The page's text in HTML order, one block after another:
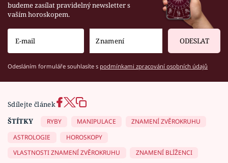
budeme zasílat pravidelný newsletter s
vaším horoskopem.
ODESLAT
Odesláním formuláře souhlasíte s podmínkami zpracování osobních údajů
Sdílejte článek
ŠTÍTKY
RYBY MANIPULACE
ZNAMENÍ ZVĚROKRUHU
ASTROLOGIE
HOROSKOPY
VLASTNOSTI ZNAMENÍ ZVĚROKRUHU
ZNAMENÍ BLÍŽENCI